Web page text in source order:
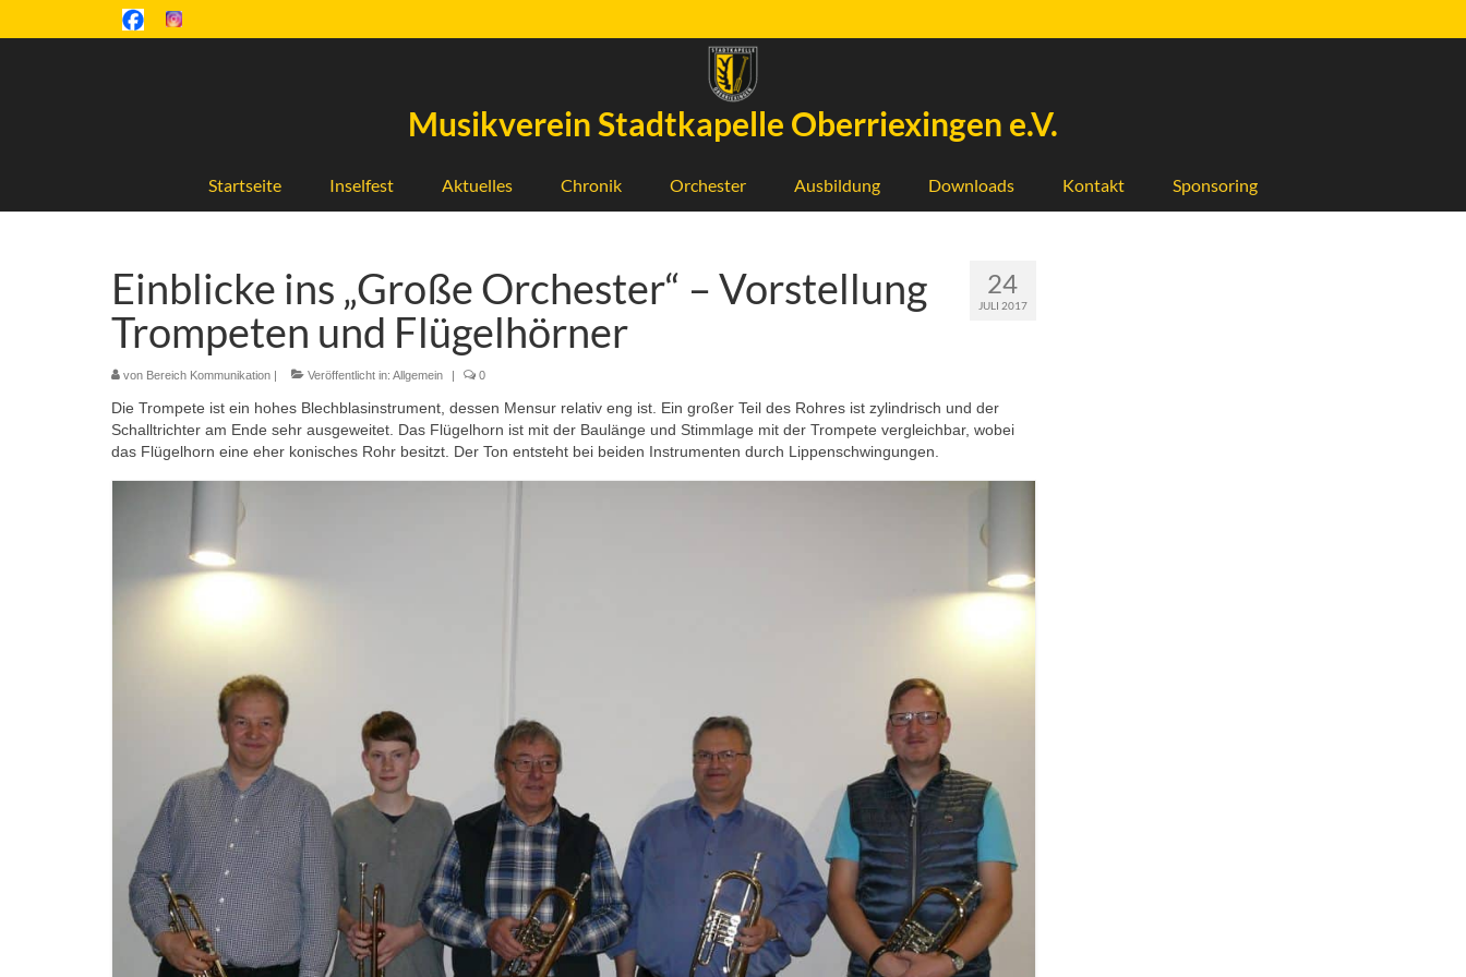
Musikverein Stadtkapelle Oberriexingen e.V.
Startseite Inselfest Aktuelles Chronik Orchester Ausbildung Downloads Kontakt Sponsoring
24
JULI 2017
Einblicke ins „Große Orchester“ – Vorstellung
Trompeten und Flügelhörner
von Bereich Kommunikation | Veröffentlicht in: Allgemein | 0
Die Trompete ist ein hohes Blechblasinstrument, dessen Mensur relativ eng ist. Ein großer Teil des Rohres ist zylindrisch und der
Schalltrichter am Ende sehr ausgeweitet. Das Flügelhorn ist mit der Baulänge und Stimmlage mit der Trompete vergleichbar, wobei
das Flügelhorn eine eher konisches Rohr besitzt. Der Ton entsteht bei beiden Instrumenten durch Lippenschwingungen.